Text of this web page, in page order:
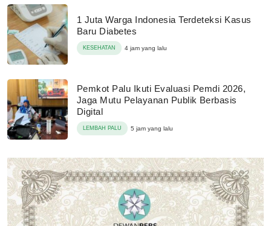
1 Juta Warga Indonesia Terdeteksi Kasus
Baru Diabetes
KESEHATAN 4 jam yang lalu
Pemkot Palu Ikuti Evaluasi Pemdi 2026,
Jaga Mutu Pelayanan Publik Berbasis
Digital
LEMBAH PALU 5 jam yang lalu